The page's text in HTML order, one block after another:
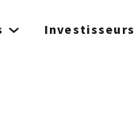
Investisseurs